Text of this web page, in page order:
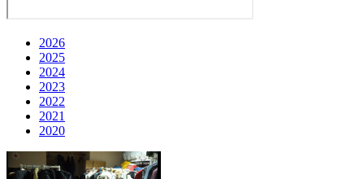
2026
2025
2024
2023
2022
2021
2020